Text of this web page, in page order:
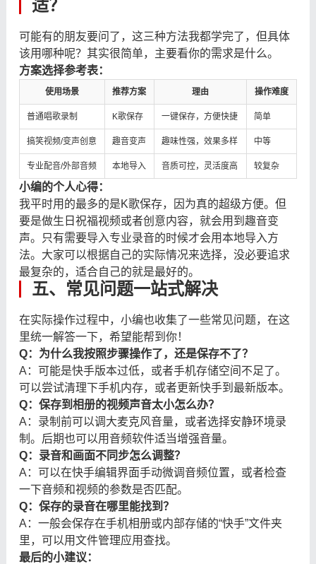
适？
可能有的朋友要问了，这三种方法我都学完了，但具体
该用哪种呢？其实很简单，主要看你的需求是什么。
方案选择参考表：
使用场景 推荐方案 理由 操作难度
普通唱歌录制 K歌保存 一键保存，方便快捷 简单
搞笑视频/变声创意 趣音变声 趣味性强，效果多样 中等
专业配音/外部音频 本地导入 音质可控，灵活度高 较复杂
小编的个人心得：
我平时用的最多的是K歌保存，因为真的超级方便。但
要是做生日祝福视频或者创意内容，就会用到趣音变
声。只有需要导入专业录音的时候才会用本地导入方
法。大家可以根据自己的实际情况来选择，没必要追求
最复杂的，适合自己的就是最好的。
五、常见问题一站式解决
在实际操作过程中，小编也收集了一些常见问题，在这
里统一解答一下，希望能帮到你！
Q：为什么我按照步骤操作了，还是保存不了？
A：可能是快手版本过低，或者手机存储空间不足了。
可以尝试清理下手机内存，或者更新快手到最新版本。
Q：保存到相册的视频声音太小怎么办？
A：录制前可以调大麦克风音量，或者选择安静环境录
制。后期也可以用音频软件适当增强音量。
Q：录音和画面不同步怎么调整？
A：可以在快手编辑界面手动微调音频位置，或者检查
一下音频和视频的参数是否匹配。
Q：保存的录音在哪里能找到？
A：一般会保存在手机相册或内部存储的“快手”文件夹
里，可以用文件管理应用查找。
最后的小建议：